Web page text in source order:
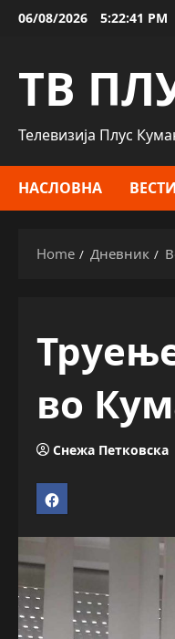
Skip06/08/2026 5:22:42 PM
ТВ
Телевизија Плус
НАСЛОВНА ВЕСТИ
Home Дневник
во
Снежа Петковска